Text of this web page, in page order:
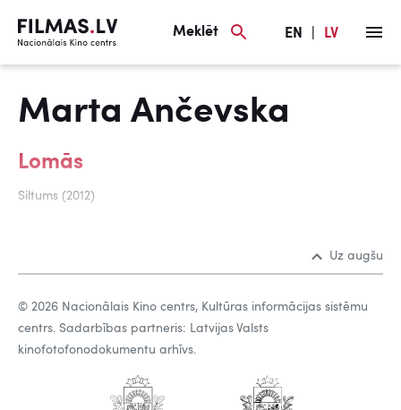
Meklēt EN LV
Marta Ančevska
Lomās
Siltums (2012)
Uz augšu
© 2026 Nacionālais Kino centrs, Kultūras informācijas sistēmu
centrs. Sadarbības partneris: Latvijas Valsts
kinofotofonodokumentu arhīvs.